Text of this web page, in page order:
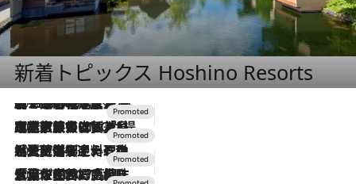
新着トピックス Hoshino Resorts
2026.8.7
【トンボの足水浴】ヒノキの香りに包まれて涼感マックス！約13℃の湧水かけ流しを避暑地「星野温泉 トンボの湯」で体験
2026.7.31
【ホテル帰省】という選択肢をOMOが提案。家族とほどよい距離を保つには「昼は実家、夜は気兼ねなくホテルで！」
2026.7.24
【夏限定ディナーコース】旬を迎える稚鮎や花ズッキーニなどをイタリア・トスカーナの郷土料理の手法で満喫！
2026.7.17
「土佐和ハーブかき氷」がOMO7高知に登場！生姜、山椒、大葉など目にも舌にも涼を呼ぶ郷土の味